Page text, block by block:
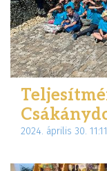
2024. április 30. 11:11